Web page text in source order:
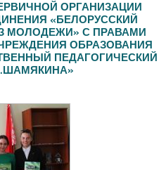
ОРГАНИЗАЦИИ
«БЕЛОРУССКИЙ
МОЛОДЕЖИ» С ПРАВАМИ
ОБРАЗОВАНИЯ
ПЕДАГОГИЧЕСКИЙ